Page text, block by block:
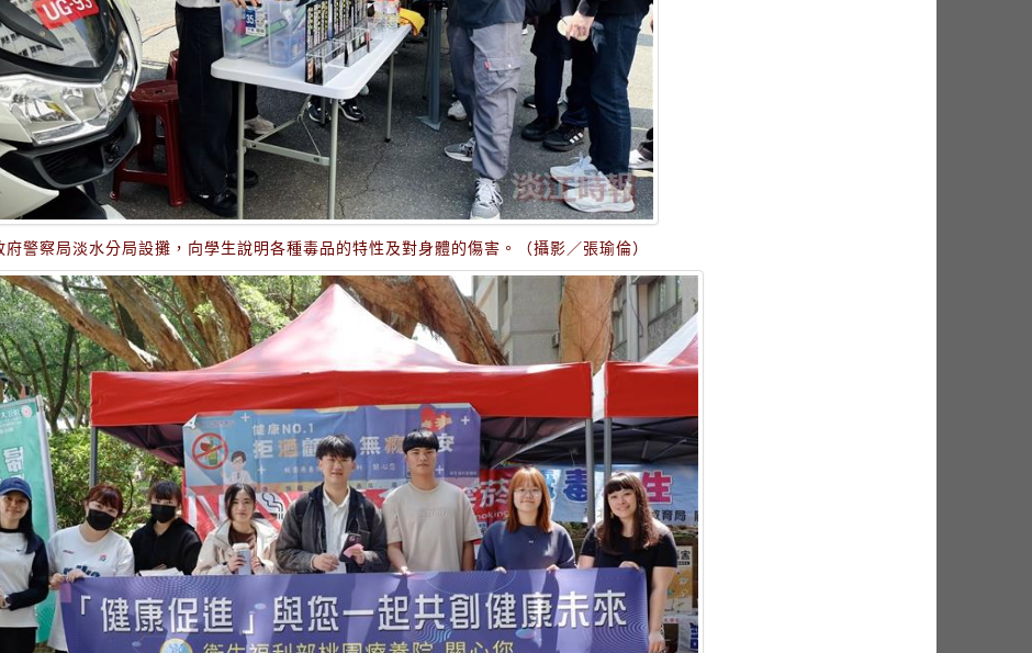
府警察局淡水分局設攤，向學生說明各種毒品的特性及對身體的傷害。（攝影／張瑜倫）